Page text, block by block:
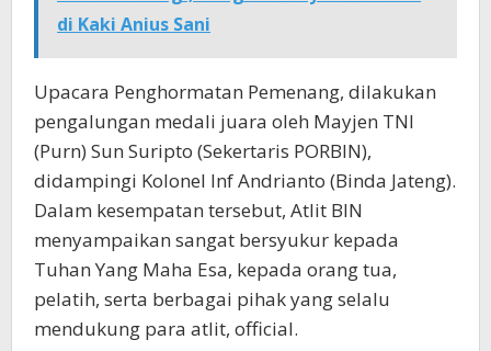
di Kaki Anius Sani
Upacara Penghormatan Pemenang, dilakukan
pengalungan medali juara oleh Mayjen TNI
(Purn) Sun Suripto (Sekertaris PORBIN),
didampingi Kolonel Inf Andrianto (Binda Jateng).
Dalam kesempatan tersebut, Atlit BIN
menyampaikan sangat bersyukur kepada
Tuhan Yang Maha Esa, kepada orang tua,
pelatih, serta berbagai pihak yang selalu
mendukung para atlit, official.